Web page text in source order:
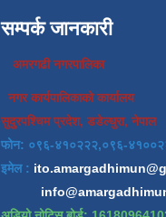
सम्पर्क जानकारी
अमरगढी नगरपालिका
नगर कार्यपालिकाको कार्यालय
सुदुरपश्चिम प्रदेश, डडेल्धुरा, नेपाल
फोन: ०९६-४१०२२२,०९६-
इमेल :